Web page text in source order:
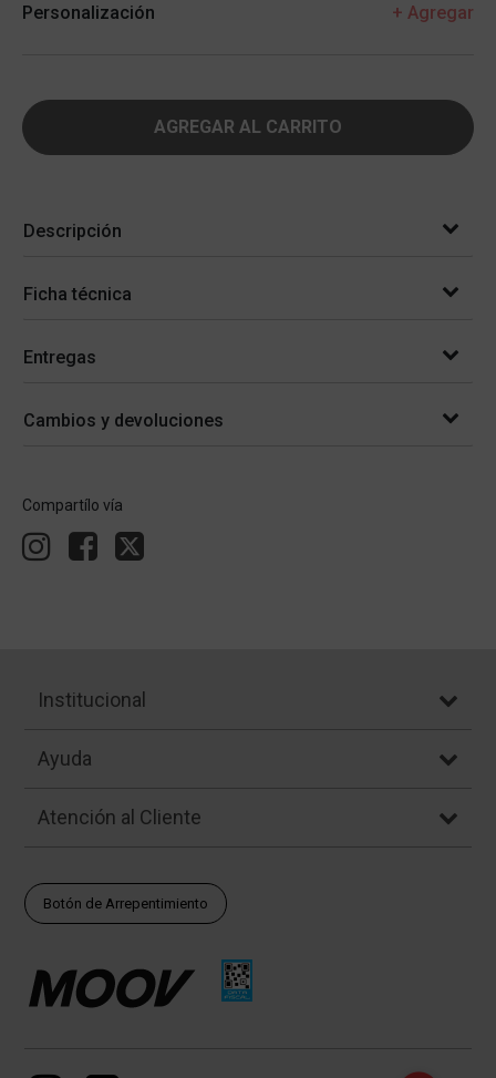
Personalización + Agregar
AGREGAR AL CARRITO
Descripción
Ficha técnica
Entregas
Cambios y devoluciones
Compartílo vía
Institucional
Ayuda
Atención al Cliente
Botón de Arrepentimiento